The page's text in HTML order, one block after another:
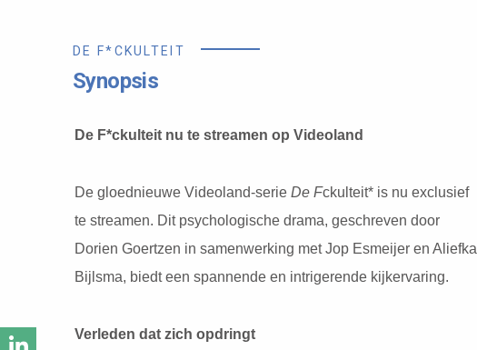
DE F*CKULTEIT
Synopsis
De F*ckulteit nu te streamen op Videoland
De gloednieuwe Videoland-serie De Fckulteit* is nu exclusief
te streamen. Dit psychologische drama, geschreven door
Dorien Goertzen in samenwerking met Jop Esmeijer en Aliefka
Bijlsma, biedt een spannende en intrigerende kijkervaring.
Verleden dat zich opdringt